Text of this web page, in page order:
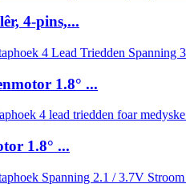
4-pins,...
1.8° ...
1.8° ...